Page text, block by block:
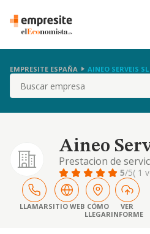
EMPRESITE ESPAÑA AINEO SERVEIS SL
Buscar
Aineo
Prestacion de
sociedades y
tramitacion y
encomendados en
laboral, fiscal y
5/5( 1
LLAMARSITIO WEB CÓMO
LLEGAR
VER
INFORME